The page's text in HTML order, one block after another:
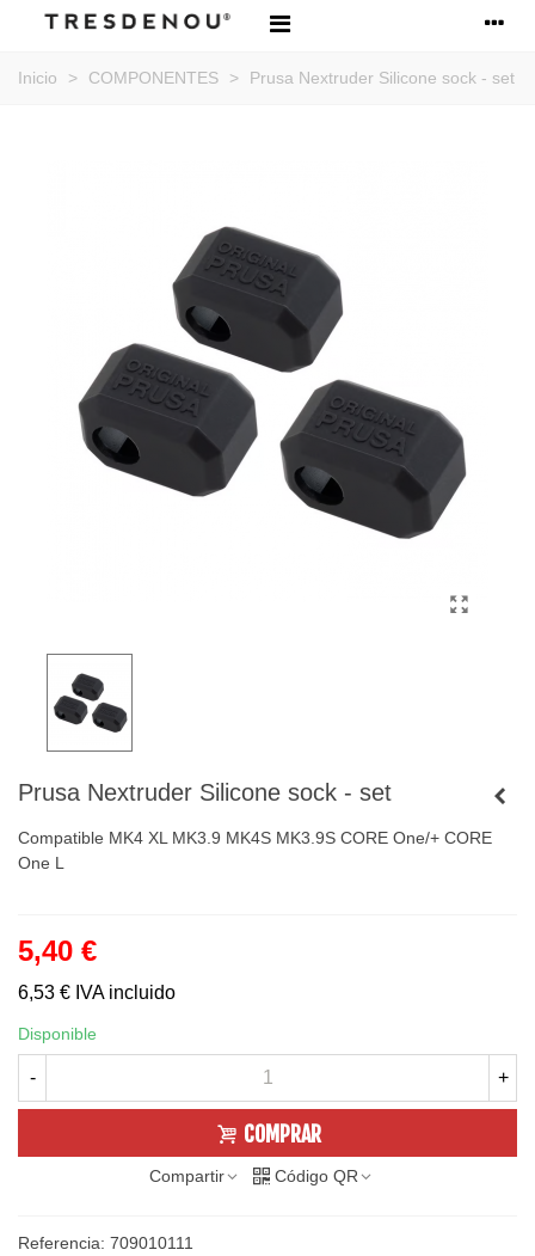
Inicio > COMPONENTES > Prusa Nextruder Silicone sock - set
Prusa Nextruder Silicone sock - set
Compatible MK4 XL MK3.9 MK4S MK3.9S CORE One/+ CORE
One L
5,40 €
6,53 € IVA incluido
Disponible
- +
COMPRAR
Compartir Código QR
Referencia: 709010111